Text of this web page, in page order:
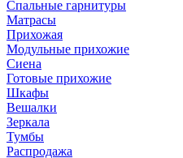
Спальные гарнитуры
Матрасы
Прихожая
Модульные прихожие
Сиена
Готовые прихожие
Шкафы
Вешалки
Зеркала
Тумбы
Распродажа